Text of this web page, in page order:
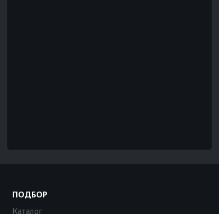
ПОДБОР
Каталог